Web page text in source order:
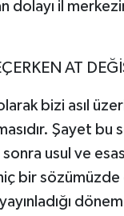
dolayı il
AT
bizi asıl
Şayet
sonra usul ve
bir sözümüzde